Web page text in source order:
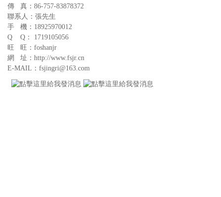
傳 真：86-757-83878372
聯系人：張先生
手 機：18925970012
Q Q： 1719105056
旺 旺：foshanjr
網 址：http://www.fsjr.cn
E-MAIL：fsjingri@163.com